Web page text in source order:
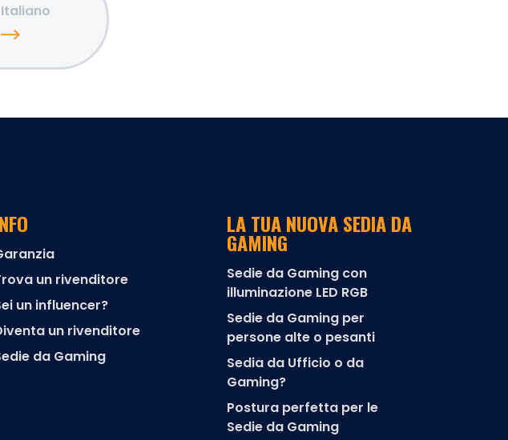
Italiano
un rivenditore
un influencer?
un rivenditore
da Gaming
LA TUA NUOVA SEDIA DA
GAMING
Sedie da Gaming con
illuminazione LED RGB
Sedie da Gaming per
persone alte o pesanti
Sedia da Ufficio o da
Gaming?
Postura perfetta per le
Sedie da Gaming